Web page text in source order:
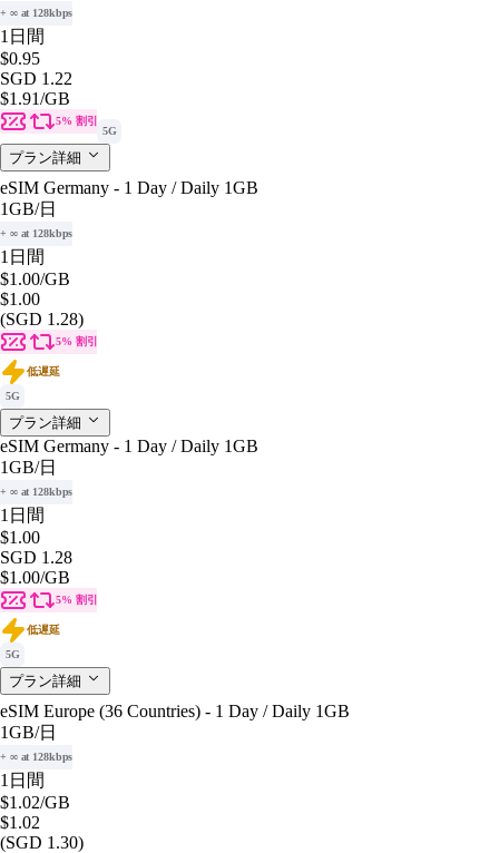
+ ∞ at 128kbps
1日間
$0.95
SGD 1.22
$1.91/GB
5% 割引
5G
プラン詳細
eSIM Germany - 1 Day / Daily 1GB
1GB/日
+ ∞ at 128kbps
1日間
$1.00/GB
$1.00
(SGD 1.28)
5% 割引
低遅延
5G
プラン詳細
eSIM Germany - 1 Day / Daily 1GB
1GB/日
+ ∞ at 128kbps
1日間
$1.00
SGD 1.28
$1.00/GB
5% 割引
低遅延
5G
プラン詳細
eSIM Europe (36 Countries) - 1 Day / Daily 1GB
1GB/日
+ ∞ at 128kbps
1日間
$1.02/GB
$1.02
(SGD 1.30)